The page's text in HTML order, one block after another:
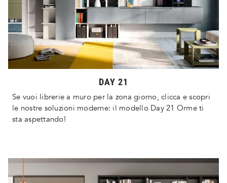
DAY 21
Se vuoi librerie a muro per la zona giorno, clicca e scopri
le nostre soluzioni moderne: il modello Day 21 Orme ti
sta aspettando!